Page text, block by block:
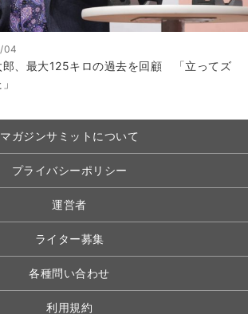
04
郎、最大125キロの過去を回顧 「立ってズ
マガジンサミットについて
プライバシーポリシー
運営者
ライター募集
各種問い合わせ
利用規約